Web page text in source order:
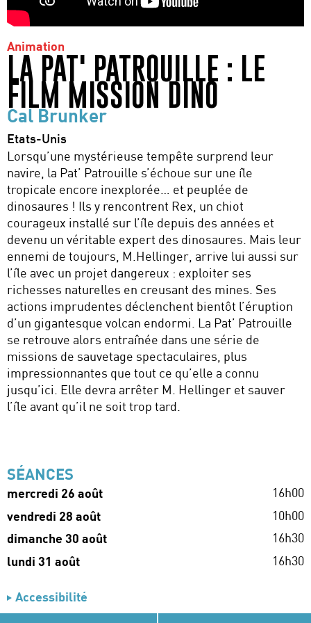
Animation
LA PAT' PATROUILLE : LE
FILM MISSION DINO
Cal Brunker
Etats-Unis
Lorsqu’une mystérieuse tempête surprend leur
navire, la Pat’ Patrouille s’échoue sur une île
tropicale encore inexplorée… et peuplée de
dinosaures ! Ils y rencontrent Rex, un chiot
courageux installé sur l’île depuis des années et
devenu un véritable expert des dinosaures. Mais leur
ennemi de toujours, M.Hellinger, arrive lui aussi sur
l’île avec un projet dangereux : exploiter ses
richesses naturelles en creusant des mines. Ses
actions imprudentes déclenchent bientôt l’éruption
d’un gigantesque volcan endormi. La Pat’ Patrouille
se retrouve alors entraînée dans une série de
missions de sauvetage spectaculaires, plus
impressionnantes que tout ce qu’elle a connu
jusqu’ici. Elle devra arrêter M. Hellinger et sauver
l’île avant qu’il ne soit trop tard.
SÉANCES
mercredi 26 août 16h00
vendredi 28 août 10h00
dimanche 30 août 16h30
lundi 31 août 16h30
Accessibilité
Séances en audiodescription